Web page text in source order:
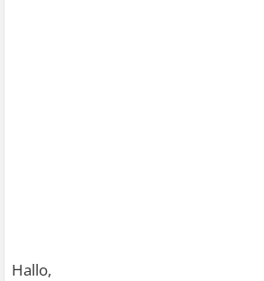
Hallo,